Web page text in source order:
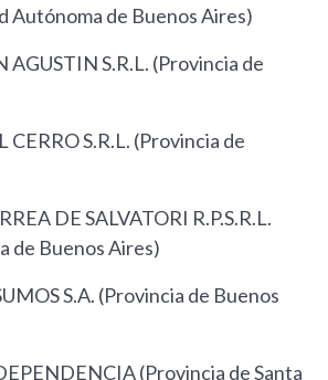
Autónoma de Buenos Aires)
AGUSTIN S.R.L. (Provincia de
CERRO S.R.L. (Provincia de
DE SALVATORI R.P.S.R.L.
de Buenos Aires)
S.A. (Provincia de Buenos
(Provincia de Santa